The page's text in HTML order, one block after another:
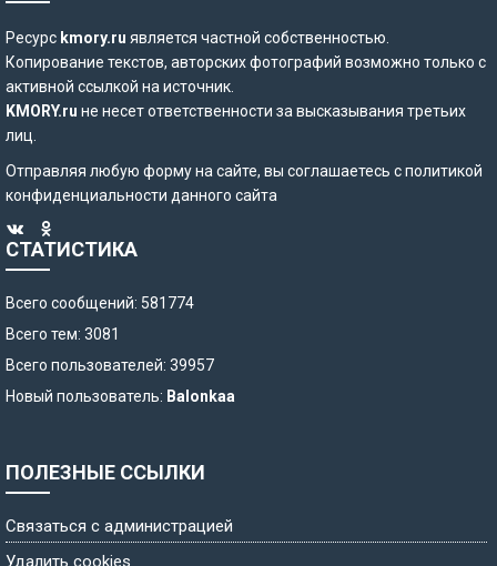
Ресурс kmory.ru является частной собственностью.
Копирование текстов, авторских фотографий возможно только с
активной ссылкой на источник.
KMORY.ru не несет ответственности за высказывания третьих
лиц.
Отправляя любую форму на сайте, вы соглашаетесь сполитикой
конфиденциальности данного сайта
СТАТИСТИКА
Всего сообщений: 581774
Всего тем: 3081
Всего пользователей: 39957
Новый пользователь: Balonkaa
ПОЛЕЗНЫЕ ССЫЛКИ
Связаться с администрацией
Удалить cookies